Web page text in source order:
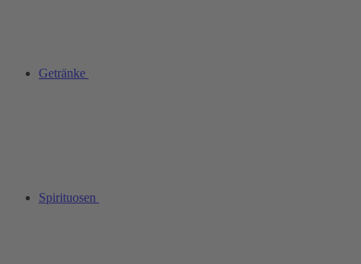
Getränke
Spirituosen